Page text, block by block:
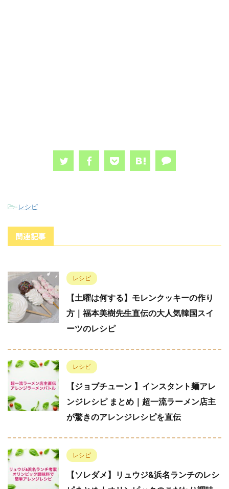
-レシピ
関連記事
レシピ
【土曜は何する】モレンクッキーの作り
方｜福本美樹先生直伝の大人気韓国スイ
ーツのレシピ
レシピ
【ジョブチューン 】インスタント麺アレ
ンジレシピ まとめ｜超一流ラーメン店主
が驚きのアレンジレシピを直伝
レシピ
【ソレダメ】リュウジ&浜名ランチのレシ